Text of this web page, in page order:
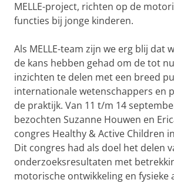
MELLE-project, richten op de
functies bij jonge kinderen.
Als MELLE-team zijn we erg blij dat
de kans hebben gehad om de tot
inzichten te delen met een breed
internationale wetenschappers en
de praktijk. Van 11 t/m 14
bezochten Suzanne Houwen en
congres Healthy & Active Children
Dit congres had als doel het delen
onderzoeksresultaten met
motorische ontwikkeling en fysieke